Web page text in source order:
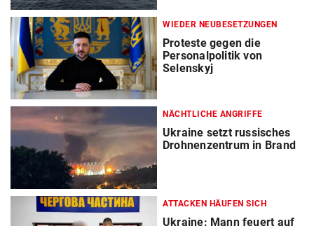
WIEDER NEUBESETZUNGEN
Proteste gegen die
Personalpolitik von
Selenskyj
NÄCHTLICHE ANGRIFFE
Ukraine setzt russisches
Drohnenzentrum in Brand
ATTACKEN HÄUFEN SICH
Ukraine: Mann feuert auf